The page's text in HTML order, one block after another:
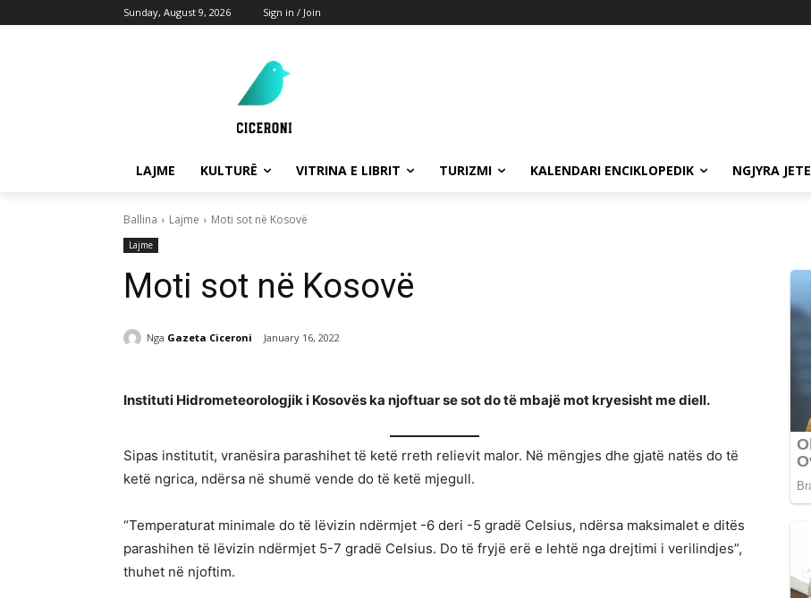
Sunday, August 9, 2026 Sign in / Join
LAJME KULTURË VITRINA E LIBRIT TURIZMI KALENDARI ENCIKLOPEDIK NGJYRA JETE
Ballina Lajme Moti sot në Kosovë
Lajme
Moti sot në Kosovë
Nga Gazeta Ciceroni January 16, 2022
Instituti Hidrometeorologjik i Kosovës ka njoftuar se sot do të mbajë mot kryesisht me diell.
Sipas institutit, vranësira parashihet të ketë rreth relievit malor. Në mëngjes dhe gjatë natës do të
ketë ngrica, ndërsa në shumë vende do të ketë mjegull.
“Temperaturat minimale do të lëvizin ndërmjet -6 deri -5 gradë Celsius, ndërsa maksimalet e ditës
parashihen të lëvizin ndërmjet 5-7 gradë Celsius. Do të fryjë erë e lehtë nga drejtimi i verilindjes”,
thuhet në njoftim.